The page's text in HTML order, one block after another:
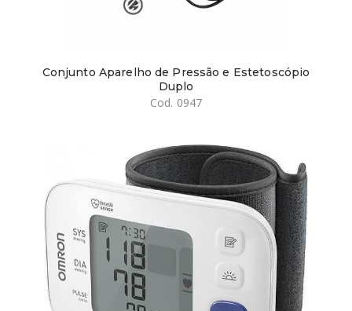
Conjunto Aparelho de Pressão e Estetoscópio
Duplo
Cod. 0947